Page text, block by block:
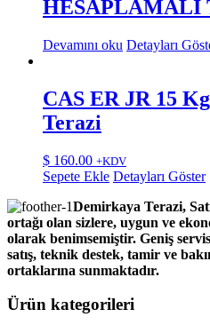
HESAPLAMALI
Devamını oku Detayları
CAS ER JR 15
Terazi
$ 160.00 +KDV
Sepete Ekle Detayları Göster
Demirkaya Terazi,
ortağı olan sizlere, uygun ve
olarak benimsemiştir. Geniş
satış, teknik destek, tamir ve
ortaklarına sunmaktadır.
Ürün kategorileri